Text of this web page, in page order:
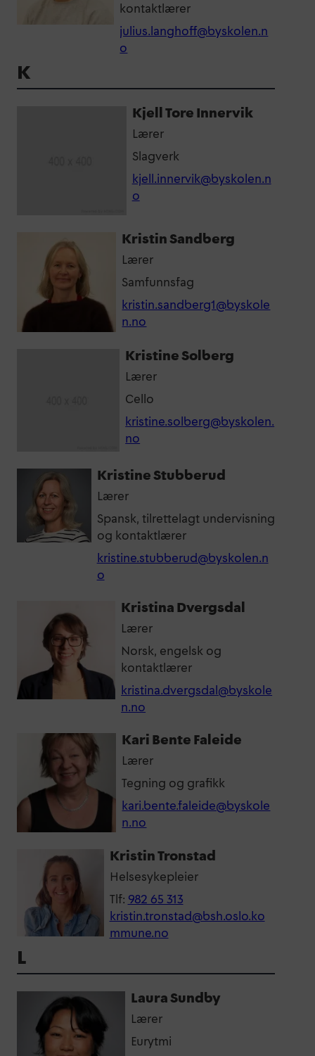
kontaktlærer
julius.langhoff@byskolen.n
o
K
Kjell Tore Innervik
Lærer
Slagverk
kjell.innervik@byskolen.n
o
Kristin Sandberg
Lærer
Samfunnsfag
kristin.sandberg1@byskole
n.no
Kristine Solberg
Lærer
Cello
kristine.solberg@byskolen.
no
Kristine Stubberud
Lærer
Spansk, tilrettelagt undervisning
og kontaktlærer
kristine.stubberud@byskolen.n
o
Kristina Dvergsdal
Lærer
Norsk, engelsk og
kontaktlærer
kristina.dvergsdal@byskole
n.no
Kari Bente Faleide
Lærer
Tegning og grafikk
kari.bente.faleide@byskole
n.no
Kristin Tronstad
Helsesykepleier
Tlf: 982 65 313
kristin.tronstad@bsh.oslo.ko
mmune.no
L
Laura Sundby
Lærer
Eurytmi